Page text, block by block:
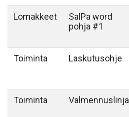
Lomakkeet
SalPa word
pohja #1
Toiminta
Laskutusohje
Toiminta Valmennuslinja